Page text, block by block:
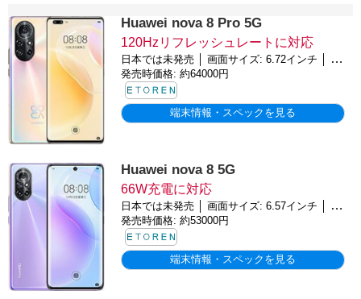
Huawei nova 8 Pro 5G
120Hzリフレッシュレートに対応
日本では未発売 │ 画面サイズ: 6.72インチ │ バッテリー: 4000mAh │ OS: Android 10
発売時価格: 約64000円
端末情報・スペックを見る
Huawei nova 8 5G
66W充電に対応
日本では未発売 │ 画面サイズ: 6.57インチ │ バッテリー: 3800mAh │ OS: Android 10
発売時価格: 約53000円
端末情報・スペックを見る